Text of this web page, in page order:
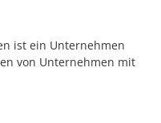
ist ein Unternehmen
von Unternehmen mit